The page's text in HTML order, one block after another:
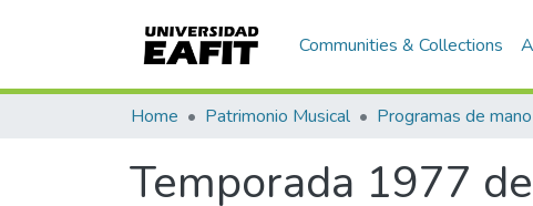
Communities & Collections
Home Patrimonio Musical
Temporada 1977